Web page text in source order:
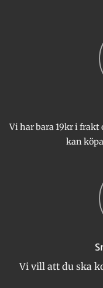
Vi har bara 19kr i frakt
kan
Vi vill att du ska